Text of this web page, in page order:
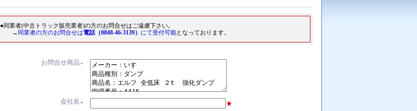
●同業者(中古トラック販売業者)の方のお問合せはご遠慮下さい。
→ 同業者の方のお問合せは電話（0848-46-3139） にて受付可能となっております。
お問合せ商品
会社名
★